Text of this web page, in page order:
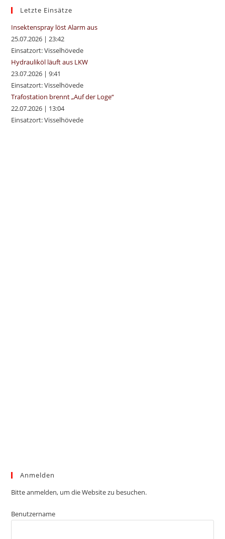
Letzte Einsätze
Insektenspray löst Alarm aus
25.07.2026 |23:42
Einsatzort: Visselhövede
Hydrauliköl läuft aus LKW
23.07.2026 |9:41
Einsatzort: Visselhövede
Trafostation brennt „Auf der Loge“
22.07.2026 | 13:04
Einsatzort: Visselhövede
Anmelden
Bitte anmelden, um die Website zu besuchen.
Benutzername